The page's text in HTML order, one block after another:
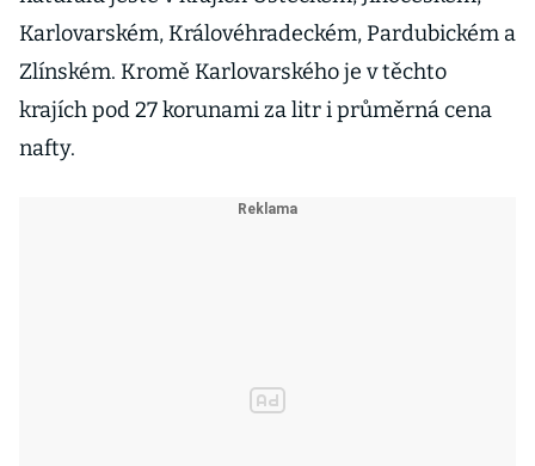
Karlovarském, Královéhradeckém, Pardubickém a
Zlínském. Kromě Karlovarského je v těchto
krajích pod 27 korunami za litr i průměrná cena
nafty.